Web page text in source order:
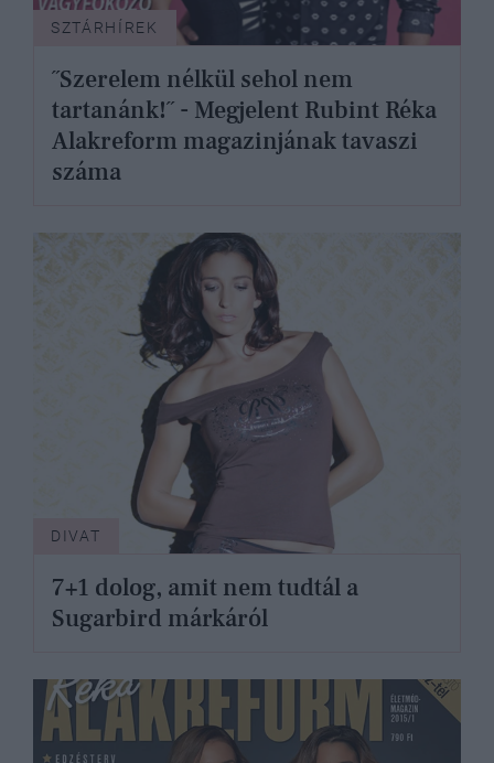
SZTÁRHÍREK
˝Szerelem nélkül sehol nem
tartanánk!˝ - Megjelent Rubint Réka
Alakreform magazinjának tavaszi
száma
DIVAT
7+1 dolog, amit nem tudtál a
Sugarbird márkáról